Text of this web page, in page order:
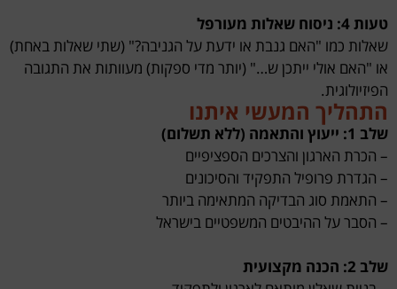
טעות 4: ניסוח שאלות מעורפל
שאלות כמו "האם גנבת או ידעת על הגניבה?" (שתי שאלות באחת)
או "האם אולי ייתכן ש…" (יותר מדי ספקות) מעוותות את התגובה
הפיזיולוגית.
התהליך המעשי איתנו
שלב 1: ייעוץ והתאמה (ללא תשלום)
– הכרת הארגון והצרכים הספציפיים
– הגדרת פרופיל התפקיד והסיכונים
– התאמת סוג הבדיקה המתאימה ביותר
– הסבר על ההיבטים המשפטיים בישראל
שלב 2: הכנה מקצועית